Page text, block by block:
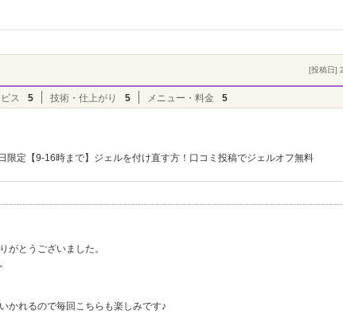
[投稿日]
ス 5 技術・仕上がり 5 メニュー・料金 5
限定【9-16時まで】ジェルを付け直す方！口コミ投稿でジェルオフ無料
がとうございました。
かれるので毎回こちらも楽しみです♪